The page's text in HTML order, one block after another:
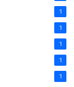
1
1
1
1
1